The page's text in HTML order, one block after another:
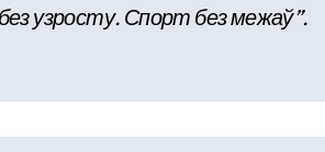
узросту. Спорт без межаў”.